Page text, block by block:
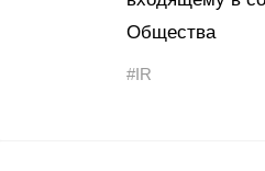
Общества
#IR